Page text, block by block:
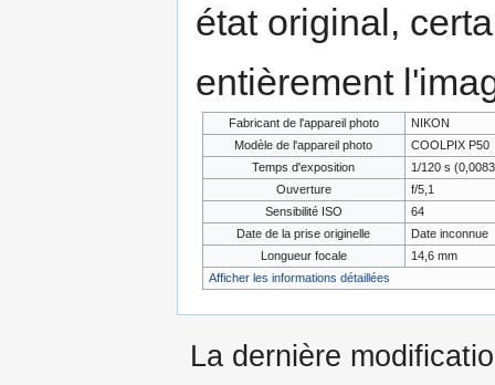
état original,
entièrement
Fabricant de l'appareil photo
NIKON
Modèle de l'appareil photo
COOLPIX P50
Temps d'exposition
1/120 s
Ouverture
f/5,1
Sensibilité ISO
64
Date de la prise originelle
Date inconnue
Longueur focale
14,6 mm
Afficher les informations détaillées
La dernière